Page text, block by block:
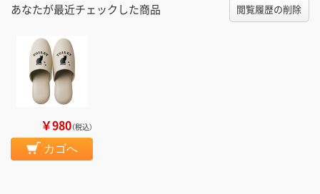
あなたが最近チェックした商品 閲覧履歴の削除
￥980（税込）
カゴへ